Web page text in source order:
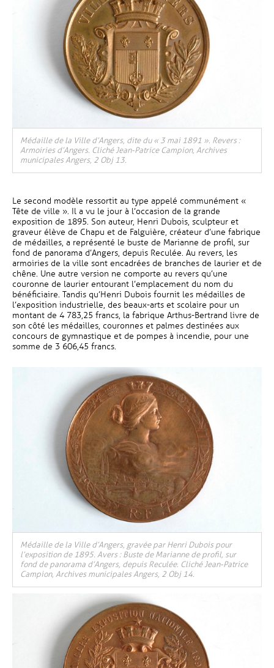
Médaille de la Ville d’Angers, dite du « 3 mai 1891 ». Revers :
Armoiries d’Angers. Cliché Jean-Patrice Campion, Archives
municipales Angers, 2 Obj 13.
Le second modèle ressortit au type appelé communément «
Tête de ville ». Il a vu le jour à l’occasion de la grande
exposition de 1895. Son auteur, Henri Dubois, sculpteur et
graveur élève de Chapu et de Falguière, créateur d’une fabrique
de médailles, a représenté le buste de Marianne de profil, sur
fond de panorama d’Angers, depuis Reculée. Au revers, les
armoiries de la ville sont encadrées de branches de laurier et de
chêne. Une autre version ne comporte au revers qu’une
couronne de laurier entourant l’emplacement du nom du
bénéficiaire. Tandis qu’Henri Dubois fournit les médailles de
l’exposition industrielle, des beaux-arts et scolaire pour un
montant de 4 783,25 francs, la fabrique Arthus-Bertrand livre de
son côté les médailles, couronnes et palmes destinées aux
concours de gymnastique et de pompes à incendie, pour une
somme de 3 606,45 francs.
Médaille de la Ville d’Angers, gravée par Henri Dubois pour
l’exposition de 1895. Avers : Buste de Marianne de profil, sur
fond de panorama d’Angers, depuis Reculée. Cliché Jean-Patrice
Campion, Archives municipales Angers, 2 Obj 14.